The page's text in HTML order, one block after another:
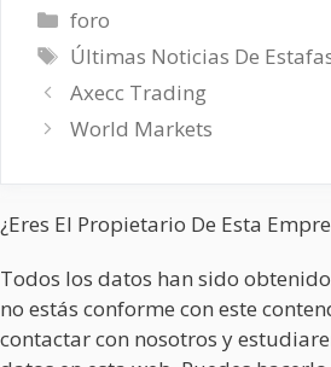
Categorías
foro
Etiquetas
Últimas Noticias De
Axecc Trading
World Markets
¿Eres El Propietario De Esta
Todos los datos han sido
no estás conforme con este
contactar con nosotros y